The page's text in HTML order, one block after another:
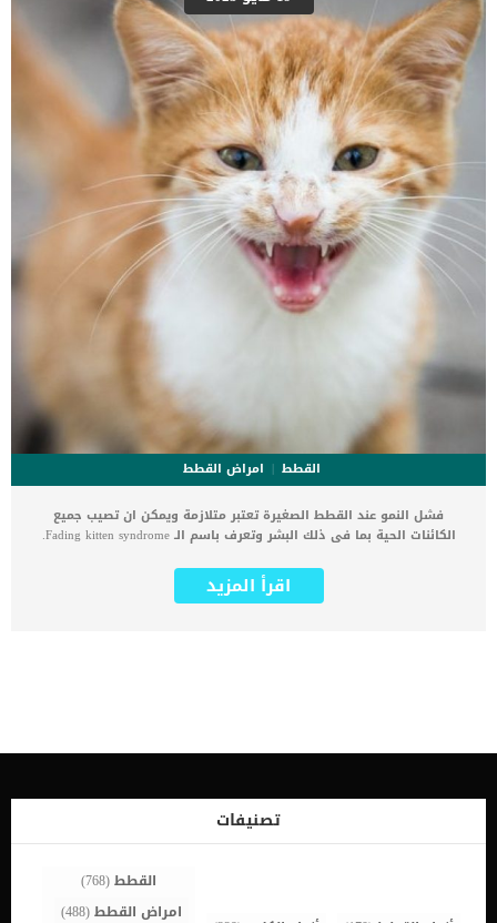
تعطى فرصة للمعدة لتفريغ محتوياتها من السموم والمواد المرفوضة التى
تسبب لها الإسهال. اقرأ ايضا: سلس البراز عند الكلاب اعط لكلبك ملعقة
عسل كل ساعة أثناء فترة الصيام حتى لا تؤدى الى حدوث ضعف عام لجسم
الكلب. حمية غذائية يمكن تقديم نظام غذائي لطيف من الأرز والدجاج
المسلوق أو البطاطس المسلوقة. كما يمكنك استعادة النظام الغذائى
لكلبك […]
القطط
امراض القطط
فشل النمو عند القطط الصغيرة تعتبر متلازمة ويمكن ان تصيب جميع
الكائنات الحية بما فى ذلك البشر وتعرف باسم الـ Fading kitten syndrome.
بعض الاحوال الاخرى يمكن ان يكون فى غاية الفجع. القطط الصغيرة اذا
تركت بدون رعاية او كشف طبى بشكل دورى سوف تتفاجئ بالكثير من
الحالة. علامات واعراض متلازمة فشل النمو عند القطط القدرة على
الرضاعة الخمول قلة الشهيةضعف عدم القدرة على زيادة الوزن صعوبة في
التنفس التقيؤ إسهال إفرازات من الأنف أو العين بامكانك ملاحظة
الاختلافات التى تظهر على قطتك المصابة بهذه المتلازمة والتى قد لا
اقرأ المزيد
تصنيفات
القطط(768)
امراض القطط(488)